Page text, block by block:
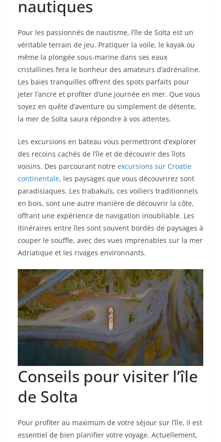
nautiques
Pour les passionnés de nautisme, l’île de Solta est un
véritable terrain de jeu. Pratiquer la voile, le kayak ou
même la plongée sous-marine dans ses eaux
cristallines fera le bonheur des amateurs d’adrénaline.
Les baies tranquilles offrent des spots parfaits pour
jeter l’ancre et profiter d’une journée en mer. Que vous
soyez en quête d’aventure ou simplement de détente,
la mer de Solta saura répondre à vos attentes.
Les excursions en bateau vous permettront d’explorer
des recoins cachés de l’île et de découvrir des îlots
voisins. Des parcourant notre excursions sur Croatie
continentale, les paysages que vous découvrirez sont
paradisiaques. Les trabakuls, ces voiliers traditionnels
en bois, sont une autre manière de découvrir la côte,
offrant une expérience de navigation inoubliable. Les
itinéraires entre îles sont souvent bordés de paysages à
couper le souffle, avec des vues imprenables sur la mer
Adriatique et les rivages environnants.
Conseils pour visiter l’île
de Solta
Pour profiter au maximum de votre séjour sur l’île, il est
essentiel de bien planifier votre voyage. Actuellement,